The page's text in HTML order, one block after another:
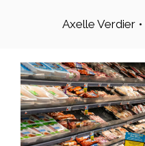
Axelle Verdier •